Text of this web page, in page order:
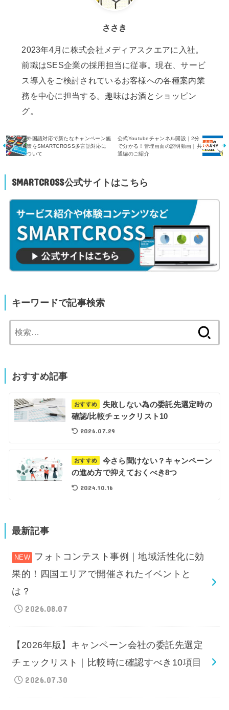
ささき
2023年4月に株式会社メディアスクエアに入社。
前職はSES企業の採用担当に従事。現在、サービ
ス導入をご検討されているお客様への各種案内業
務を中心に担当する。趣味はお酒とショッピン
グ。
外国語対応で新たなキャンペーン施
策をSMARTCROSS多言語対応に
ついて
公式Youtubeチャンネル開設｜2分
で分かる！管理画面の説明動画｜共
通編のご紹介
SMARTCROSS公式サイトはこちら
キーワードで記事検索
索:
おすすめ記事
おすすめ
失敗しない為の委託先選定時の
確認/比較チェックリスト10
2026.07.29
おすすめ
今さら聞けない？キャンペーン
の進め方で抑えておくべき8つ
2024.10.16
最新記事
フォトコンテスト事例｜地域活性化に効
果的！四国エリアで開催されたイベントと
は？
2026.08.07
【2026年版】キャンペーン会社の委託先選定
チェックリスト｜比較時に確認すべき10項目
2026.07.30